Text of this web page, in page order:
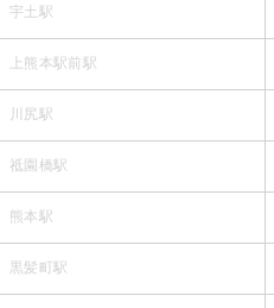
宇土駅
上熊本駅前駅
川尻駅
祗園橋駅
熊本駅
黒髪町駅